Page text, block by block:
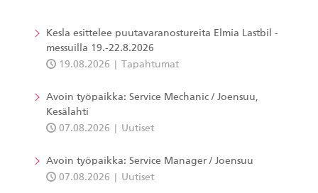
Kesla esittelee puutavaranostureita Elmia Lastbil -
messuilla 19.-22.8.2026
19.08.2026
Tapahtumat
Avoin työpaikka: Service Mechanic / Joensuu,
Kesälahti
07.08.2026
Uutiset
Avoin työpaikka: Service Manager / Joensuu
07.08.2026
Uutiset